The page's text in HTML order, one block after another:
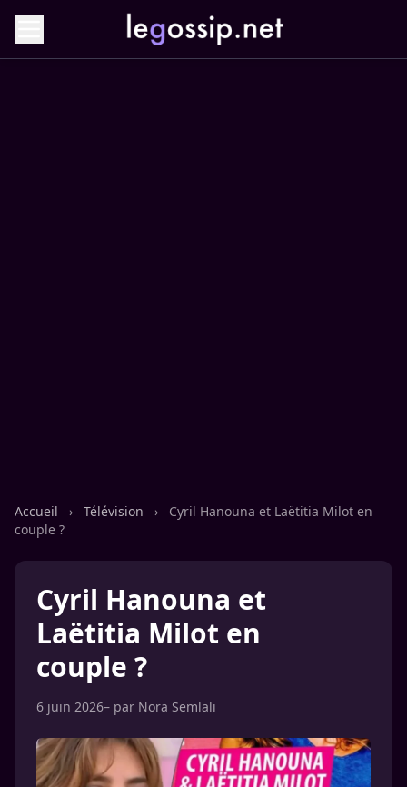
Accueil › Télévision ›
Cyril Hanouna et Laëtitia Milot en
couple ?
Cyril Hanouna et
Laëtitia Milot en
couple ?
6 juin 2026– par Nora Semlali